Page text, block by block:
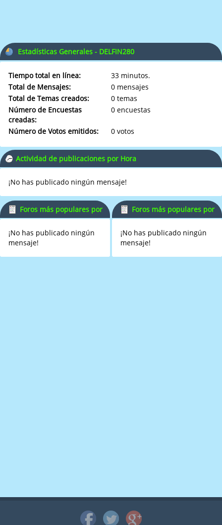
Estadísticas Generales - DELFIN280
Tiempo total en línea:
33 minutos.
Total de Mensajes:
0 mensajes
Total de Temas creados:
0 temas
Número de Encuestas
creadas:
0 encuestas
Número de Votos emitidos: 0 votos
Actividad de publicaciones por Hora
¡No has publicado ningún mensaje!
Foros más populares por
¡No has publicado ningún
mensaje!
Foros más populares por
¡No has publicado ningún
mensaje!